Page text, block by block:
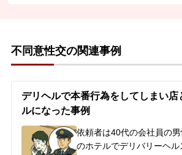
不同意性交の関連事例
デリヘルで本番行為をしてしまい店
ルになった事例
依頼者は40代の会社員の
のホテルでデリバリーヘル